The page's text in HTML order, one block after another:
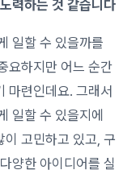
력하는 것 같습니다
일할 수 있을까를
요하지만 어느 순간
마련인데요. 그래서
일할 수 있을지에
이 고민하고 있고, 구
양한 아이디어를 실